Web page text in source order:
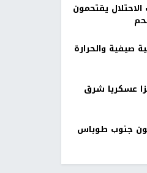
يقتحمون
صيفية والحرارة
عسكريا شرق
جنوب طوباس